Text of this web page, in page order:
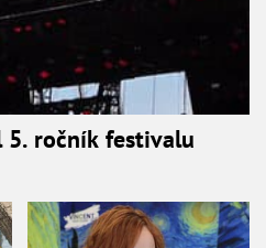
5. ročník festivalu